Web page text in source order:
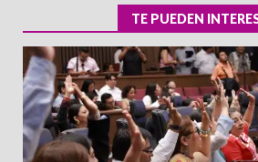
TE PUEDEN